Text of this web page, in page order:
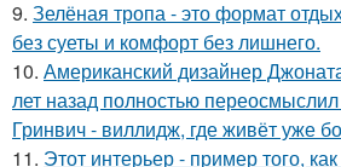
9. Зелёная тропа - это формат
без суеты и комфорт без лишнего.
10. Американский дизайнер
лет назад полностью
Гринвич - виллидж, где живёт уже
11. Этот интерьер - пример того,